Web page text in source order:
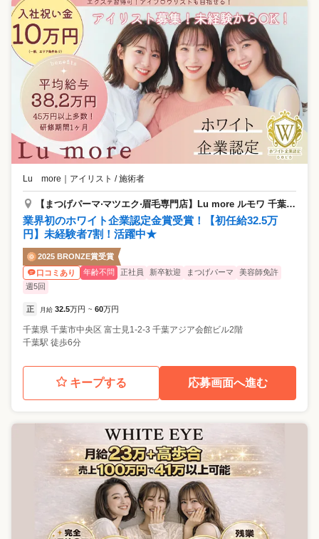
Lu more ｜ アイリスト / 施術者
【まつげパーマ‧マツエク‧眉⽑専⾨店】Lu more ルモワ 千葉駅前店
業界初のホワイト企業認定金賞受賞！【初任給32.5万
円】未経験者7割！活躍中★
2025 BRONZE賞受賞
口コミあり
年齢不問 正社員 新卒歓迎 まつげパーマ
美容師免許
週5回
正 月給 32.5万円 ~ 60万円
千葉県 千葉市中央区 富士見1-2-3 千葉アジア会館ビル2階
千葉駅 徒歩6分
キープする 応募画面へ進む